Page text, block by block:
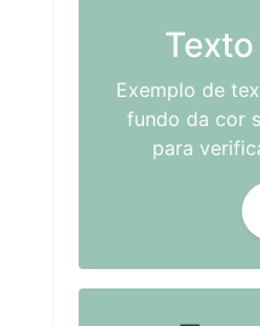
Exemplo de
fundo da cor
para